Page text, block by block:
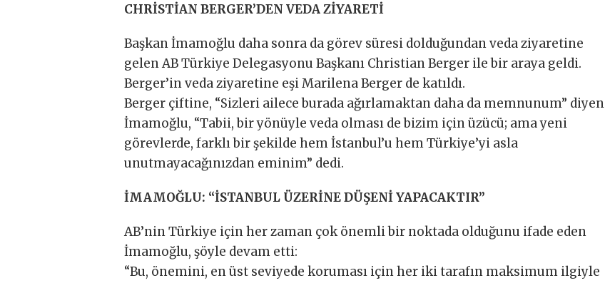
CHRİSTİAN BERGER’DEN VEDA ZİYARETİ
Başkan İmamoğlu daha sonra da görev süresi dolduğundan veda ziyaretine
gelen AB Türkiye Delegasyonu Başkanı Christian Berger ile bir araya geldi.
Berger’in veda ziyaretine eşi Marilena Berger de katıldı.
Berger çiftine, “Sizleri ailece burada ağırlamaktan daha da memnunum” diyen
İmamoğlu, “Tabii, bir yönüyle veda olması de bizim için üzücü; ama yeni
görevlerde, farklı bir şekilde hem İstanbul’u hem Türkiye’yi asla
unutmayacağınızdan eminim” dedi.
İMAMOĞLU: “İSTANBUL ÜZERİNE DÜŞENİ YAPACAKTIR”
AB’nin Türkiye için her zaman çok önemli bir noktada olduğunu ifade eden
İmamoğlu, şöyle devam etti:
“Bu, önemini, en üst seviyede koruması için her iki tarafın maksimum ilgiyle